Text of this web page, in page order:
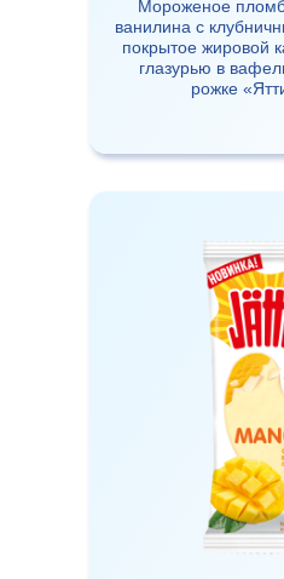
Мороженое
ванилина с
покрытое жировой
глазурью в
рожке